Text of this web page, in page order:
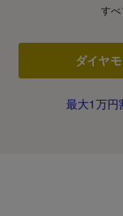
す
ダイヤ
最大1万円